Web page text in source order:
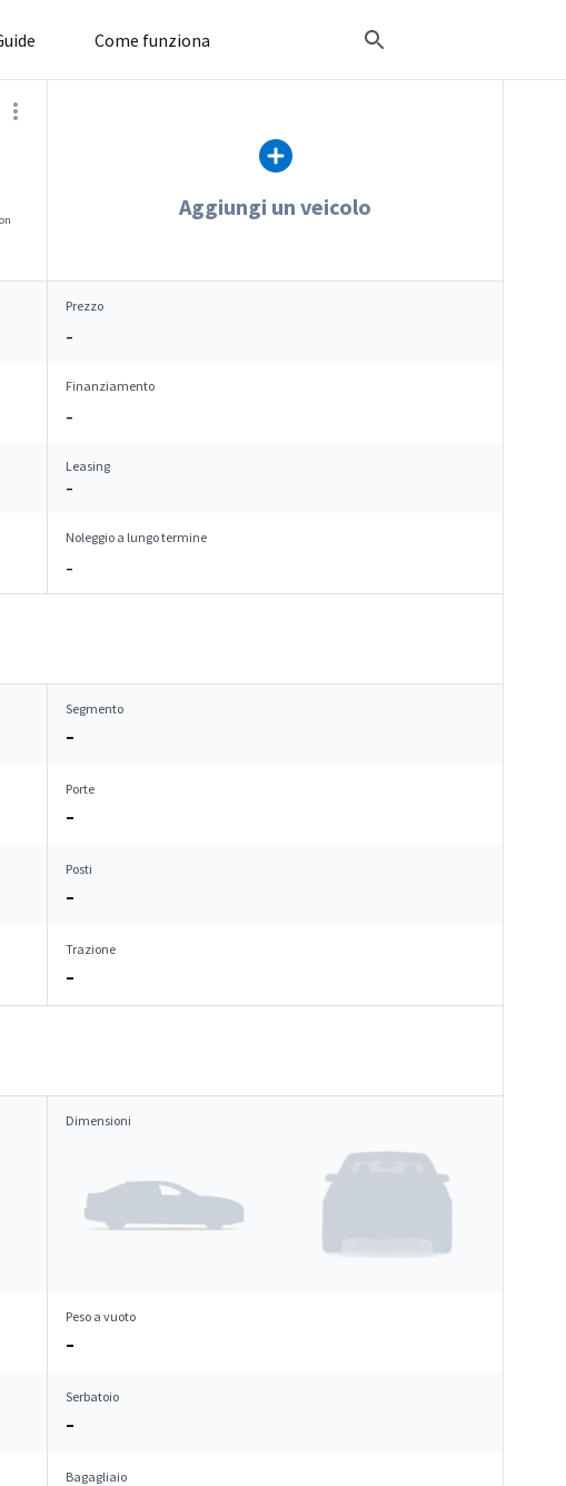
Come funziona
Aggiungi un veicolo
Prezzo
–
Finanziamento
–
Leasing
–
Noleggio a lungo termine
–
Segmento
–
Porte
–
Posti
–
Trazione
–
Dimensioni
Peso a vuoto
–
Serbatoio
–
Bagagliaio